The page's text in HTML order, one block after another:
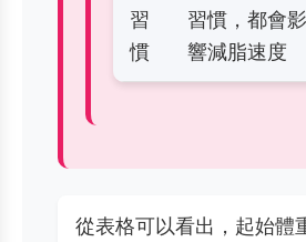
習
慣
習慣，都會影
響減脂速度
從表格可以看出，起始體